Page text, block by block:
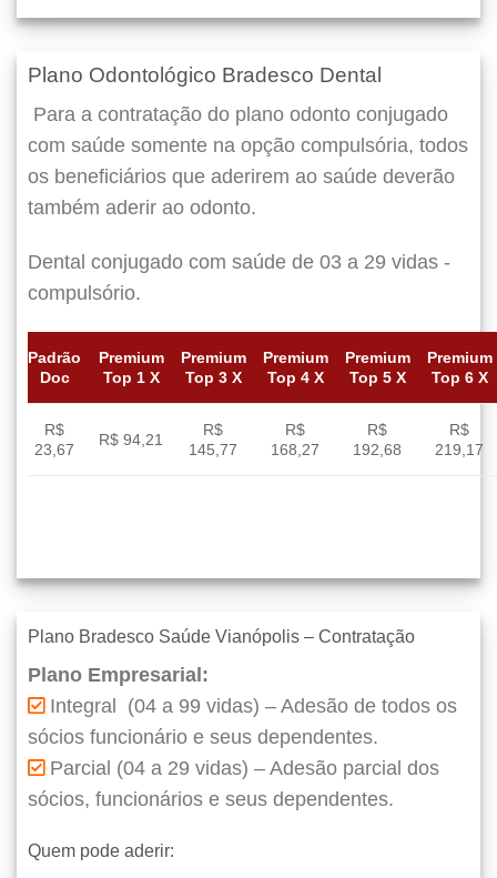
Plano Odontológico Bradesco Dental
Para a contratação do plano odonto conjugado
com saúde somente na opção compulsória, todos
os beneficiários que aderirem ao saúde deverão
também aderir ao odonto.
Dental conjugado com saúde de 03 a 29 vidas -
compulsório.
Padrão
Doc
Premium
Top 1 X
Premium
Top 3 X
Premium
Top 4 X
Premium
Top 5 X
Premium
Top 6 X
R$
23,67
R$ 94,21
R$
145,77
R$
168,27
R$
192,68
R$
219,17
Plano Bradesco Saúde Vianópolis – Contratação
Plano Empresarial:
Integral (04 a 99 vidas) – Adesão de todos os
sócios funcionário e seus dependentes.
Parcial (04 a 29 vidas) – Adesão parcial dos
sócios, funcionários e seus dependentes.
Quem pode aderir: